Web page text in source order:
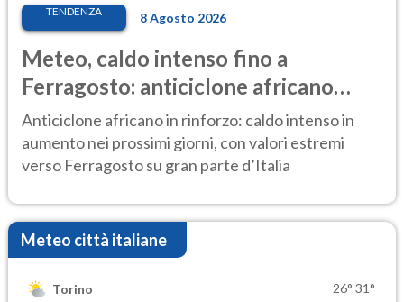
TENDENZA 8 Agosto 2026
Meteo, caldo intenso fino a
Ferragosto: anticiclone africano
ancora protagonista
Anticiclone africano in rinforzo: caldo intenso in
aumento nei prossimi giorni, con valori estremi
verso Ferragosto su gran parte d’Italia
Meteo città italiane
Torino 26° 31°